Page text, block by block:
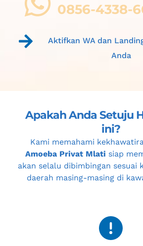
0856-4338-
Aktifkan WA dan
Anda
Apakah Anda Setuju
ini?
Amoeba Privat Mlati siap
akan selalu dibimbingan sesuai
daerah masing-masing di